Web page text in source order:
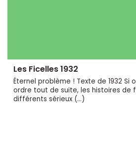
Les Ficelles 1932
Éternel problème ! Texte de 1932 Si
ordre tout de suite, les histoires de
différents sérieux (…)